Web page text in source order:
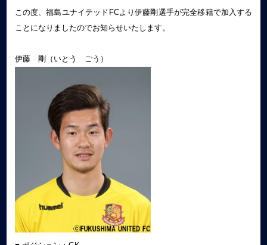
この度、福島ユナイテッドFCより伊藤剛選手が完全移籍で加入する
ことになりましたのでお知らせいたします。
伊藤 剛（いとう ごう）